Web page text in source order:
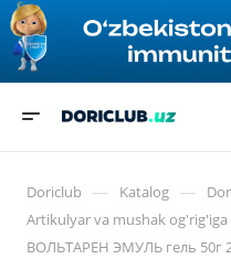
Doriclub — Katalog —
Artikulyar va mushak
ВОЛЬТАРЕН ЭМУЛЬ гель 50г